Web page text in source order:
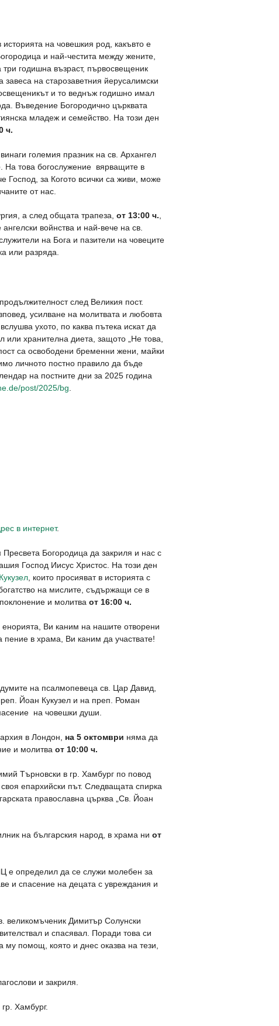
на човешкия род, какъвто е
и най-честита между жените,
годишна възраст, първосвещеник
на старозаветния йерусалимски
и то веднъж годишно имал
Въведение Богородично църквата
младеж и семейство. На този ден
ч.
големия празник на св. Архангел
На това богослужение вярващите в
за Когото всички са живи, може
от нас.
а след общата трапеза, от 13:00 ч.,
войнства и най-вече на св.
на Бога и пазители на човеците
или разряда.
след Великия пост.
усилване на молитвата и любовта
ухото, по каква пътека искат да
хранителна диета, защото „Не това,
са освободени бременни жени, майки
личното постно правило да бъде
на постните дни за 2025 година
post/2025/bg
в интернет.
Богородица да закриля и нас с
Господ Иисус Христос. На този ден
, които просияват в историята с
на мислите, съдържащи се в
и молитва от 16:00 ч.
Ви каним на нашите отворени
пение в храма, Ви каним да участвате!
на псалмопевеца св. Цар Давид,
Йоан Кукузел и на преп. Роман
на човешки души.
в Лондон, на 5 октомври няма да
и молитва от 10:00 ч.
Търновски в гр. Хамбург по повод
епархийски път. Следващата спирка
православна църква „Св. Йоан
на българския народ, в храма ни от
е определил да се служи молебен за
и спасение на децата с увреждания и
великомъченик Димитър Солунски
и спасявал. Поради това си
му помощ, която и днес оказва на тези,
и закриля.
Хамбург.